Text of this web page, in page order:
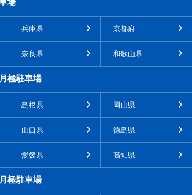
兵庫県 京都府
奈良県 和歌山県
極駐車場
島根県 岡山県
山口県 徳島県
愛媛県 高知県
極駐車場